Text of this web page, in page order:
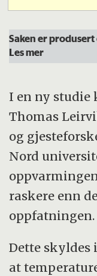
Saken er
Les mer
I en ny
Thomas
og
Nord
raskere enn
oppfatningen.
Dette skyldes
at